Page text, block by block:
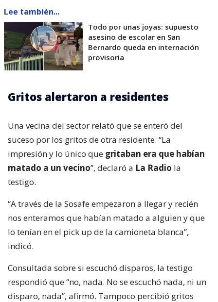
Lee también...
Todo por unas joyas: supuesto
asesino de escolar en San
Bernardo queda en internación
provisoria
Gritos alertaron a residentes
Una vecina del sector relató que se enteró del
suceso por los gritos de otra residente. “La
impresión y lo único que gritaban era que habían
matado a un vecino”, declaró a La Radio la
testigo.
“A través de la Sosafe empezaron a llegar y recién
nos enteramos que habían matado a alguien y que
lo tenían en el pick up de la camioneta blanca”,
indicó.
Consultada sobre si escuchó disparos, la testigo
respondió que “no, nada. No se escuchó nada, ni un
disparo, nada”, afirmó. Tampoco percibió gritos